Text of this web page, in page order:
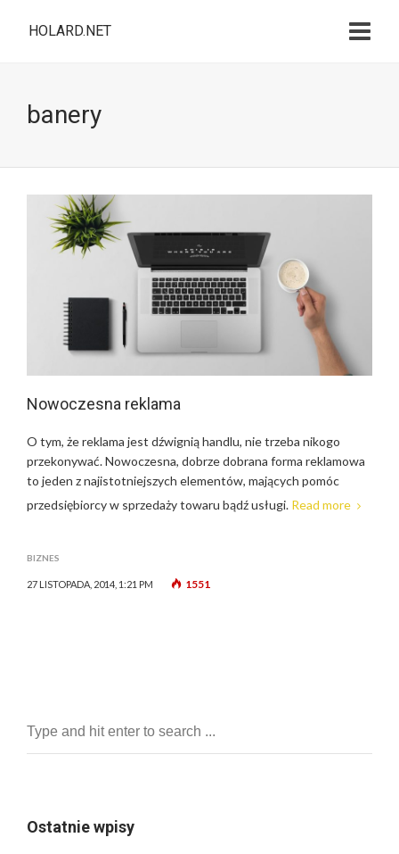
HOLARD.NET
banery
Nowoczesna reklama
O tym, że reklama jest dźwignią handlu, nie trzeba nikogo
przekonywać. Nowoczesna, dobrze dobrana forma reklamowa
to jeden z najistotniejszych elementów, mających pomóc
przedsiębiorcy w sprzedaży towaru bądź usługi. Read more
BIZNES
27 LISTOPADA, 2014, 1:21 PM 1551
Ostatnie wpisy